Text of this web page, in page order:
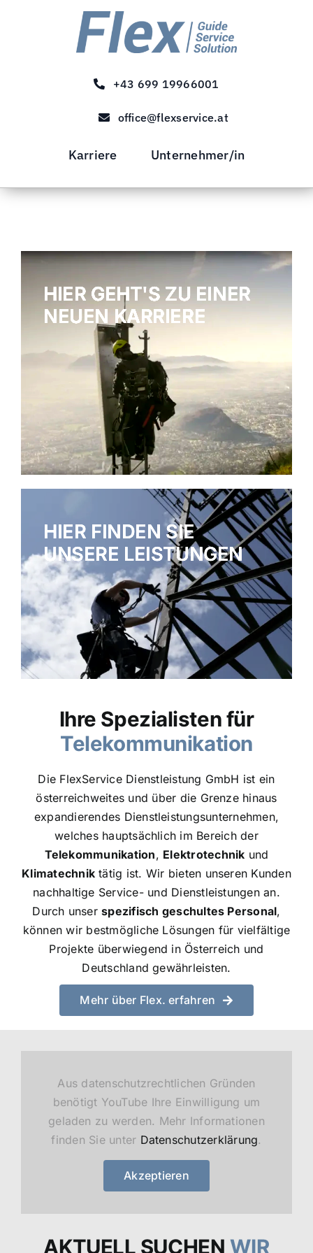
+43 699 19966001
office@flexservice.at
Karriere Unternehmer/in
HIER GEHT'S ZU EINER
NEUEN KARRIERE
HIER FINDEN SIE
UNSERE LEISTUNGEN
Ihre Spezialisten für
Telekommunikation
Die FlexService Dienstleistung GmbH ist ein
österreichweites und über die Grenze hinaus
expandierendes Dienstleistungsunternehmen,
welches hauptsächlich im Bereich der
Telekommunikation, Elektrotechnik und
Klimatechnik tätig ist. Wir bieten unseren Kunden
nachhaltige Service- und Dienstleistungen an.
Durch unserspezifisch geschultes Personal,
können wir bestmögliche Lösungen für vielfältige
Projekte überwiegend in Österreich und
Deutschland gewährleisten.
Mehr über Flex. erfahren
Aus datenschutzrechtlichen Gründen
benötigt YouTube Ihre Einwilligung um
geladen zu werden. Mehr Informationen
finden Sie unter Datenschutzerklärung.
Akzeptieren
AKTUELL SUCHEN WIR